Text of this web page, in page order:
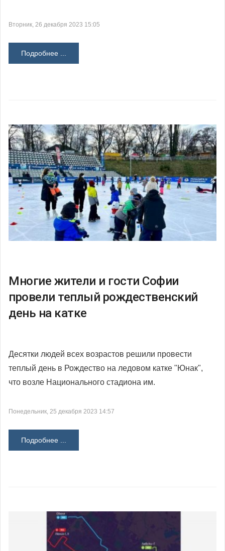
Вторник, 26 декабря 2023 15:05
Подробнее ...
Многие жители и гости Софии
провели теплый рождественский
день на катке
Десятки людей всех возрастов решили провести
теплый день в Рождество на ледовом катке "Юнак",
что возле Национального стадиона им.
Понедельник, 25 декабря 2023 14:57
Подробнее ...